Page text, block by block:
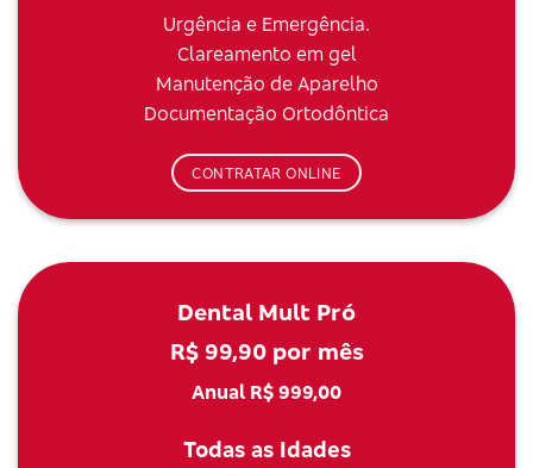
Urgência e Emergência.
Clareamento em gel
Manutenção de Aparelho
Documentação Ortodôntica
CONTRATAR ONLINE
Dental Mult Pró
R$ 99,90 por mês
Anual R$ 999,00
Todas as Idades